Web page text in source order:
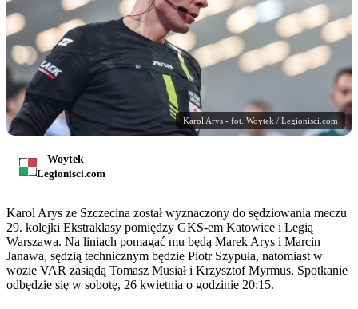
Karol Arys - fot. Woytek / Legionisci.com
Woytek
Legionisci.com
Karol Arys ze Szczecina został wyznaczony do sędziowania meczu
29. kolejki Ekstraklasy pomiędzy GKS-em Katowice i Legią
Warszawa. Na liniach pomagać mu będą Marek Arys i Marcin
Janawa, sędzią technicznym będzie Piotr Szypuła, natomiast w
wozie VAR zasiądą Tomasz Musiał i Krzysztof Myrmus. Spotkanie
odbędzie się w sobotę, 26 kwietnia o godzinie 20:15.